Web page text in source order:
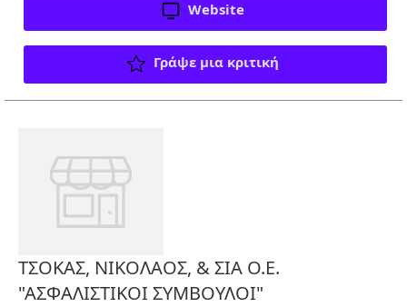
Website
Γράψε μια κριτική
ΤΣΟΚΑΣ, ΝΙΚΟΛΑΟΣ, & ΣΙΑ Ο.Ε.
"ΑΣΦΑΛΙΣΤΙΚΟΙ ΣΥΜΒΟΥΛΟΙ"